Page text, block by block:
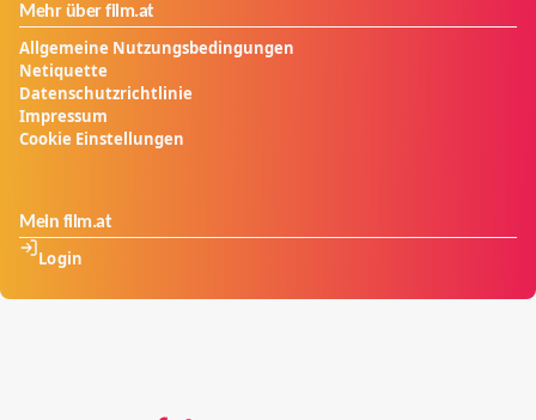
Mehr über film.at
Allgemeine Nutzungsbedingungen
Netiquette
Datenschutzrichtlinie
Impressum
Cookie Einstellungen
Mein film.at
Login